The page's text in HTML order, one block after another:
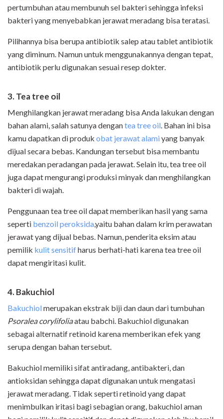
pertumbuhan atau membunuh sel bakteri sehingga infeksi
bakteri yang menyebabkan jerawat meradang bisa teratasi.
Pilihannya bisa berupa antibiotik salep atau tablet antibiotik
yang diminum. Namun untuk menggunakannya dengan tepat,
antibiotik perlu digunakan sesuai resep dokter.
3. Tea tree oil
Menghilangkan jerawat meradang bisa Anda lakukan dengan
bahan alami, salah satunya dengantea tree oil. Bahan ini bisa
kamu dapatkan di produk obat jerawat alamiyang banyak
dijual secara bebas. Kandungan tersebut bisa membantu
meredakan peradangan pada jerawat. Selain itu, tea tree oil
juga dapat mengurangi produksi minyak dan menghilangkan
bakteri di wajah.
Penggunaan tea tree oil dapat memberikan hasil yang sama
seperti benzoil peroksida,yaitu bahan dalam krim perawatan
jerawat yang dijual bebas. Namun, penderita eksim atau
pemilik kulit sensitifharus berhati-hati karena tea tree oil
dapat mengiritasi kulit.
4. Bakuchiol
Bakuchiolmerupakan ekstrak biji dan daun dari tumbuhan
Psoralea corylifoliaatau babchi. Bakuchiol digunakan
sebagai alternatif retinoid karena memberikan efek yang
serupa dengan bahan tersebut.
Bakuchiol memiliki sifat antiradang, antibakteri, dan
antioksidan sehingga dapat digunakan untuk mengatasi
jerawat meradang. Tidak seperti retinoid yang dapat
menimbulkan iritasi bagi sebagian orang, bakuchiol aman